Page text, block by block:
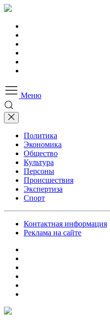
Меню
Политика
Экономика
Общество
Культура
Персоны
Происшествия
Экспертиза
Спорт
Контактная информация
Реклама на сайте